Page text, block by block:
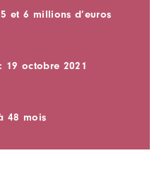
et 6 millions d’euros
19 octobre 2021
48 mois